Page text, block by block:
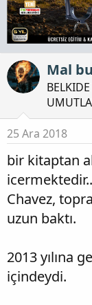
Mal
25 Ara 2018
bir kitaptan
Chavez,
uzun baktı.
2013 yılına
içindeydi.